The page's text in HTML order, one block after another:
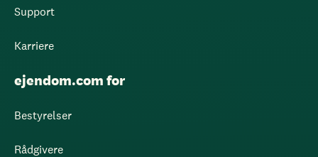
Support
Karriere
ejendom.com for
Bestyrelser
Rådgivere